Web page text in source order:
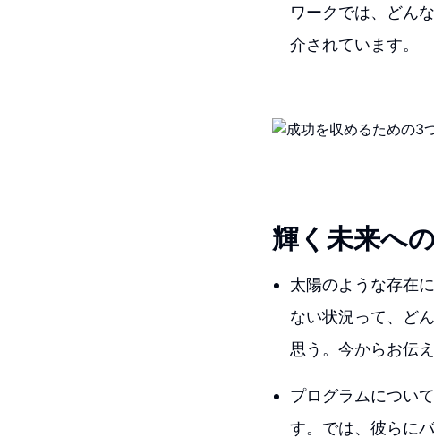
ワークでは、どん
介されています。
輝く未来へ
太陽のような存在
ない状況って、ど
思う。今からお伝
プログラムについ
す。では、彼らに